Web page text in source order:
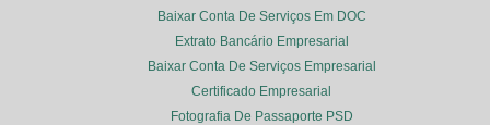
Baixar Conta De Serviços Em DOC
Extrato Bancário Empresarial
Baixar Conta De Serviços Empresarial
Certificado Empresarial
Fotografia De Passaporte PSD